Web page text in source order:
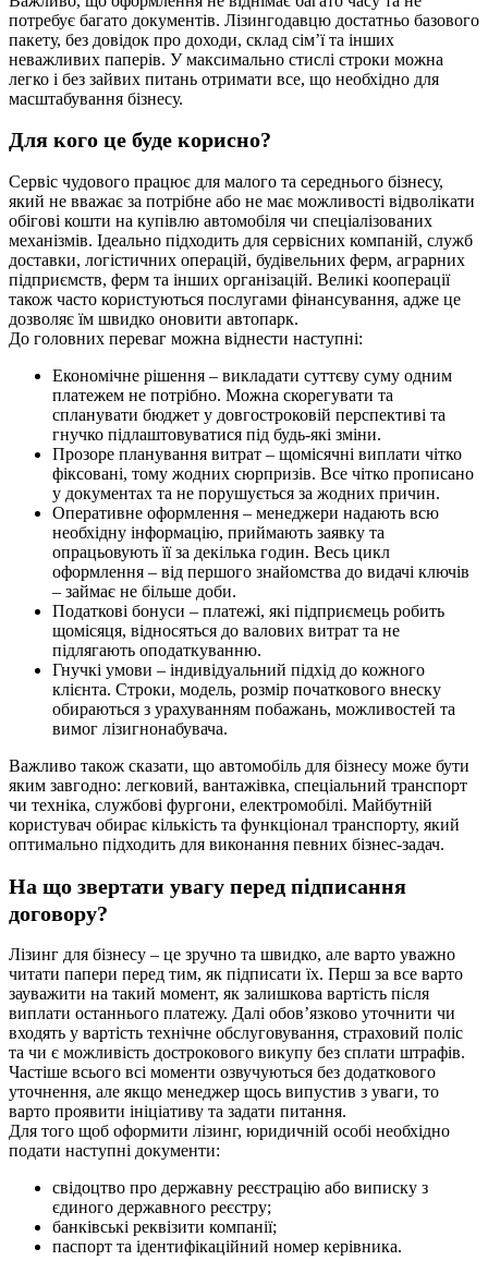
потребує багато документів. Лізингодавцю достатньо базового
пакету, без довідок про доходи, склад сім’ї та інших
неважливих паперів. У максимально стислі строки можна
легко і без зайвих питань отримати все, що необхідно для
масштабування бізнесу.
Для кого це буде корисно?
Сервіс чудового працює для малого та середнього бізнесу,
який не вважає за потрібне або не має можливості відволікати
обігові кошти на купівлю автомобіля чи спеціалізованих
механізмів. Ідеально підходить для сервісних компаній, служб
доставки, логістичних операцій, будівельних ферм, аграрних
підприємств, ферм та інших організацій. Великі кооперації
також часто користуються послугами фінансування, адже це
дозволяє їм швидко оновити автопарк.
До головних переваг можна віднести наступні:
Економічне рішення – викладати суттєву суму одним
платежем не потрібно. Можна скорегувати та
спланувати бюджет у довгостроковій перспективі та
гнучко підлаштовуватися під будь-які зміни.
Прозоре планування витрат – щомісячні виплати чітко
фіксовані, тому жодних сюрпризів. Все чітко прописано
у документах та не порушується за жодних причин.
Оперативне оформлення – менеджери надають всю
необхідну інформацію, приймають заявку та
опрацьовують її за декілька годин. Весь цикл
оформлення – від першого знайомства до видачі ключів
– займає не більше доби.
Податкові бонуси – платежі, які підприємець робить
щомісяця, відносяться до валових витрат та не
підлягають оподаткуванню.
Гнучкі умови – індивідуальний підхід до кожного
клієнта. Строки, модель, розмір початкового внеску
обираються з урахуванням побажань, можливостей та
вимог лізигнонабувача.
Важливо також сказати, що автомобіль для бізнесу може бути
яким завгодно: легковий, вантажівка, спеціальний транспорт
чи техніка, службові фургони, електромобілі. Майбутній
користувач обирає кількість та функціонал транспорту, який
оптимально підходить для виконання певних бізнес-задач.
На що звертати увагу перед підписання
договору?
Лізинг для бізнесу – це зручно та швидко, але варто уважно
читати папери перед тим, як підписати їх. Перш за все варто
зауважити на такий момент, як залишкова вартість після
виплати останнього платежу. Далі обов’язково уточнити чи
входять у вартість технічне обслуговування, страховий поліс
та чи є можливість дострокового викупу без сплати штрафів.
Частіше всього всі моменти озвучуються без додаткового
уточнення, але якщо менеджер щось випустив з уваги, то
варто проявити ініціативу та задати питання.
Для того щоб оформити лізинг, юридичній особі необхідно
подати наступні документи:
свідоцтво про державну реєстрацію або виписку з
єдиного державного реєстру;
банківські реквізити компанії;
паспорт та ідентифікаційний номер керівника.